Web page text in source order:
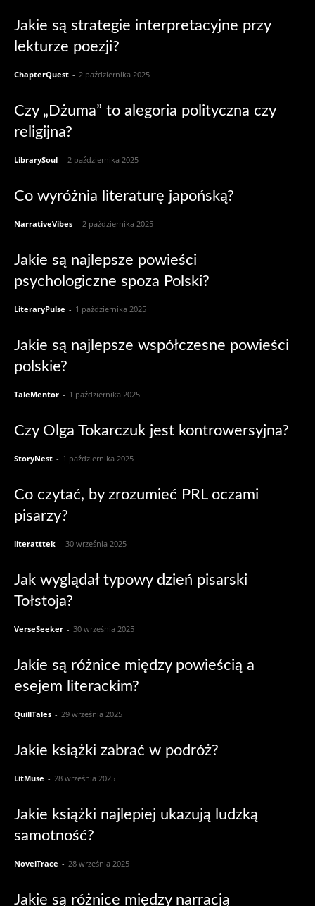
Jakie są strategie interpretacyjne przy
lekturze poezji?
ChapterQuest - 2 października 2025
Czy „Dżuma” to alegoria polityczna czy
religijna?
LibrarySoul - 2 października 2025
Co wyróżnia literaturę japońską?
NarrativeVibes - 2 października 2025
Jakie są najlepsze powieści
psychologiczne spoza Polski?
LiteraryPulse - 1 października 2025
Jakie są najlepsze współczesne powieści
polskie?
TaleMentor - 1 października 2025
Czy Olga Tokarczuk jest kontrowersyjna?
StoryNest - 1 października 2025
Co czytać, by zrozumieć PRL oczami
pisarzy?
literatttek - 30 września 2025
Jak wyglądał typowy dzień pisarski
Tołstoja?
VerseSeeker - 30 września 2025
Jakie są różnice między powieścią a
esejem literackim?
QuillTales - 29 września 2025
Jakie książki zabrać w podróż?
LitMuse - 28 września 2025
Jakie książki najlepiej ukazują ludzką
samotność?
NovelTrace - 28 września 2025
Jakie są różnice między narracją